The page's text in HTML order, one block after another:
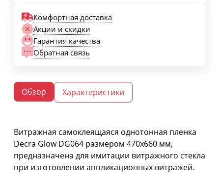
Комфортная доставка
Акции и скидки
Гарантия качества
Обратная связь
Обзор Характеристики
Витражная самоклеящаяся однотонная пленка
Decra Glow DG064 размером 470х660 мм,
предназначена для имитации витражного стекла
при изготовлении аппликационных витражей.